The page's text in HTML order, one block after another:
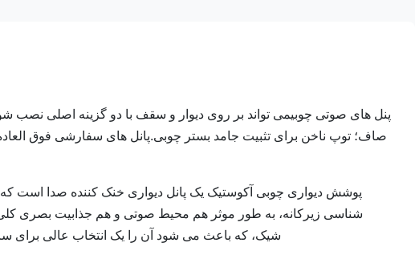
پنل های صوتی چوبیمی تواند بر روی دیوار و سقف با دو گزینه اصلی
صاف؛ توپ ناخن برای تثبیت جامد بستر چوبی.پانل های سفارشی فوق
پوشش دیواری چوبی آکوستیک یک پانل دیواری خنک کننده صدا است
شناسی زیرکانه، به طور موثر هم محیط صوتی و هم جذابیت بصری
شيک، که باعث می شود آن را یک انتخاب عالی برای